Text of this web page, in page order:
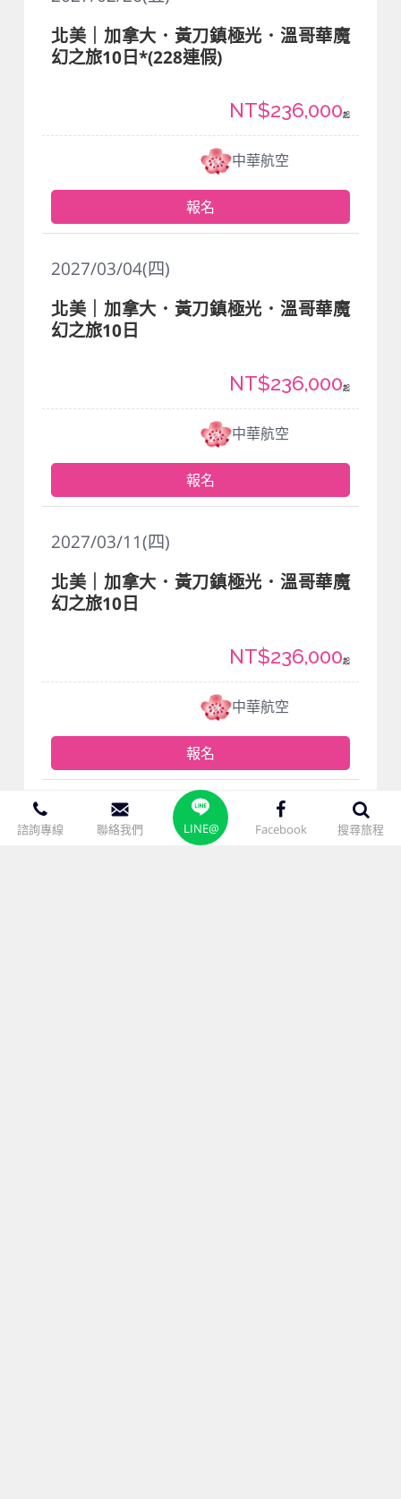
諮詢專線 聯絡我們 LINE@ Facebook 搜尋旅程
北美｜加拿大．黃刀鎮極光．溫哥華魔
幻之旅10日*(228連假)
中華航空
NT$236,000起
報名
2027/03/04(四)
北美｜加拿大．黃刀鎮極光．溫哥華魔
幻之旅10日
中華航空
NT$236,000起
報名
2027/03/11(四)
北美｜加拿大．黃刀鎮極光．溫哥華魔
幻之旅10日
中華航空
NT$236,000起
報名